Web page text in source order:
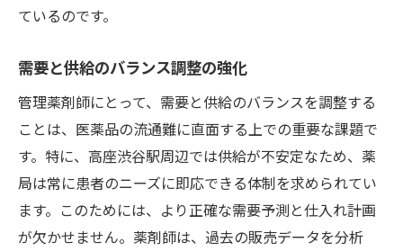
ているのです。
需要と供給のバランス調整の強化
管理薬剤師にとって、需要と供給のバランスを調整する
ことは、医薬品の流通難に直面する上での重要な課題で
す。特に、高座渋谷駅周辺では供給が不安定なため、薬
局は常に患者のニーズに即応できる体制を求められてい
ます。このためには、より正確な需要予測と仕入れ計画
が欠かせません。薬剤師は、過去の販売データを分析